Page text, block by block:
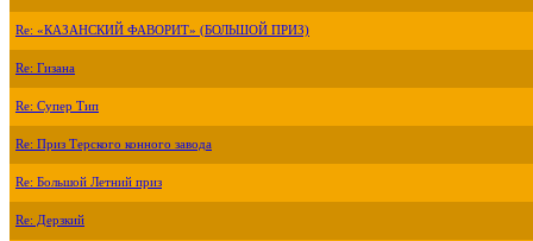
Re: «КАЗАНСКИЙ ФАВОРИТ» (БОЛЬШОЙ ПРИЗ)
Re: Гизана
Re: Супер Тип
Re: Приз Терского конного завода
Re: Большой Летний приз
Re: Дерзкий